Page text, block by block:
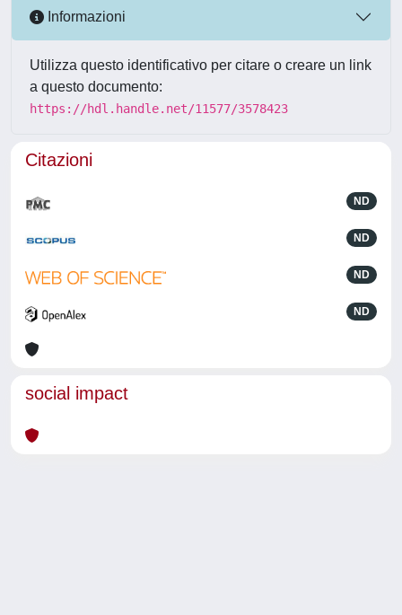
Informazioni
Utilizza questo identificativo per citare o creare un link
a questo documento:
https://hdl.handle.net/11577/3578423
Citazioni
ND
ND
ND
ND
social impact